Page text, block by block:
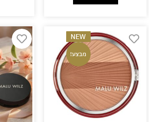
NEW
מבצע!